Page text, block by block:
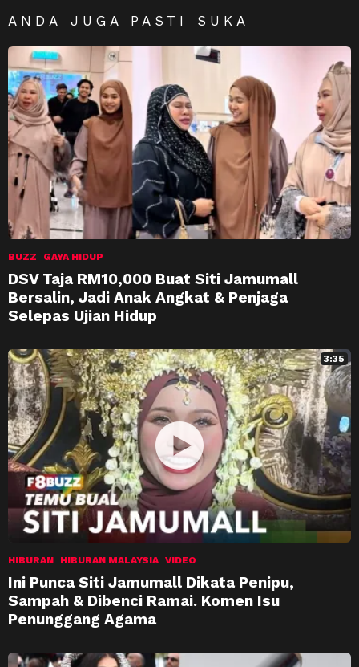
ANDA JUGA PASTI SUKA
BUZZ GAYA HIDUP
DSV Taja RM10,000 Buat Siti Jamumall
Bersalin, Jadi Anak Angkat & Penjaga
Selepas Ujian Hidup
3:35
HIBURAN HIBURAN MALAYSIA VIDEO
Ini Punca Siti Jamumall Dikata Penipu,
Sampah & Dibenci Ramai. Komen Isu
Penunggang Agama